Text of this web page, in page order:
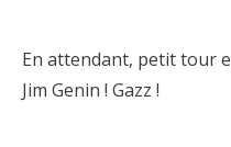
En attendant, petit tour
Jim Genin ! Gazz !